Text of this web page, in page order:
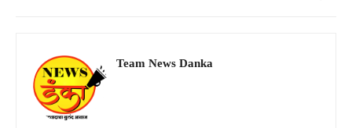
Team News Danka